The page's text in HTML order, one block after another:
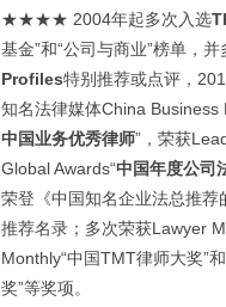
★★★★ 2004年起多次入选
基金”和“公司与商业”榜单，
Profiles特别推荐或点评，
知名法律媒体China Business
中国业务优秀律师”，荣获
Global Awards“中国年度公司
荣登《中国知名企业法总推荐
推荐名录；多次荣获Lawyer
Monthly“中国TMT律师大奖”
奖”等奖项。